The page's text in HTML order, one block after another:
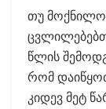
თუ
წლის
რომ
კიდევ მეტ